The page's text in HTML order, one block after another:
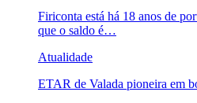
Firiconta está há 18 anos de
que o saldo é…
Atualidade
ETAR de Valada pioneira em